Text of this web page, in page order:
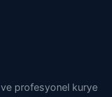
ve profesyonel kurye